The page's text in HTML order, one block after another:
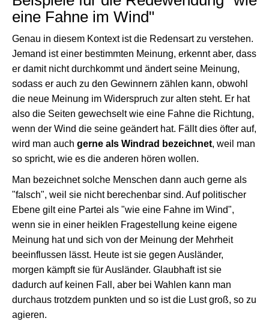
eine Fahne im Wind"
Genau in diesem Kontext ist die Redensart zu verstehen.
Jemand ist einer bestimmten Meinung, erkennt aber, dass
er damit nicht durchkommt und ändert seine Meinung,
sodass er auch zu den Gewinnern zählen kann, obwohl
die neue Meinung im Widerspruch zur alten steht. Er hat
also die Seiten gewechselt wie eine Fahne die Richtung,
wenn der Wind die seine geändert hat. Fällt dies öfter auf,
wird man auch gerne als Windrad bezeichnet, weil man
so spricht, wie es die anderen hören wollen.
Man bezeichnet solche Menschen dann auch gerne als
"falsch", weil sie nicht berechenbar sind. Auf politischer
Ebene gilt eine Partei als "wie eine Fahne im Wind",
wenn sie in einer heiklen Fragestellung keine eigene
Meinung hat und sich von der Meinung der Mehrheit
beeinflussen lässt. Heute ist sie gegen Ausländer,
morgen kämpft sie für Ausländer. Glaubhaft ist sie
dadurch auf keinen Fall, aber bei Wahlen kann man
durchaus trotzdem punkten und so ist die Lust groß, so zu
agieren.